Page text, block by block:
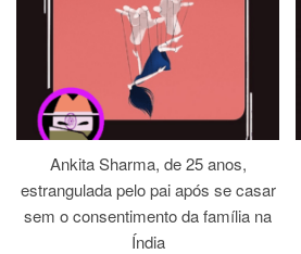
Ankita Sharma, de 25 anos,
estrangulada pelo pai após se casar
sem o consentimento da família na
Índia